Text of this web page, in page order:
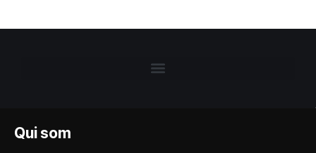
Qui som